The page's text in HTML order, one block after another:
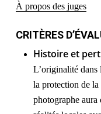
À propos des juges
CRITÈRES
Histoire et
L’originalité dans
la protection de la
photographe aura